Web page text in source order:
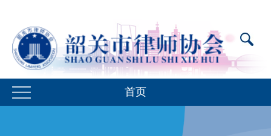
首页